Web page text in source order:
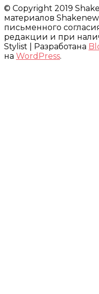
© Copyright 2019
материалов
письменного
редакции и при
Stylist | Разработана
на WordPress.